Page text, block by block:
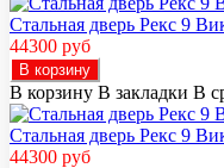
Стальная дверь Рекс 9
44300 руб
В корзину
В корзину В закладки В
Стальная дверь Рекс 9
44300 руб